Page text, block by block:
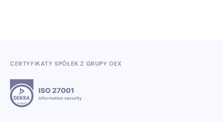
CERTYFIKATY SPÓŁEK Z GRUPY OEX